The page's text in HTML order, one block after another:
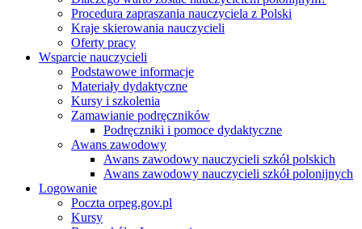
Procedura zapraszania nauczyciela z Polski
Kraje skierowania nauczycieli
Oferty pracy
Wsparcie nauczycieli
Podstawowe informacje
Materiały dydaktyczne
Kursy i szkolenia
Zamawianie podręczników
Podręczniki i pomoce dydaktyczne
Awans zawodowy
Awans zawodowy nauczycieli szkół polskich
Awans zawodowy nauczycieli szkół polonijnych
Logowanie
Poczta orpeg.gov.pl
Kursy